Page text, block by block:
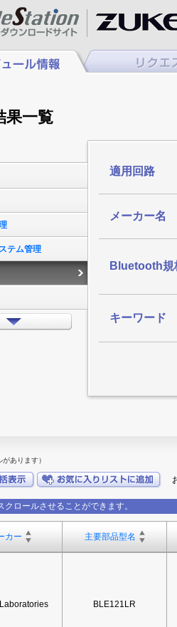
果一覧
テム管理
ス
バ
適用回路
メーカー名
Bluetooth規
キーワード
あります）
ロールさせることができます。
カー 主要部品型名
BLE121LR